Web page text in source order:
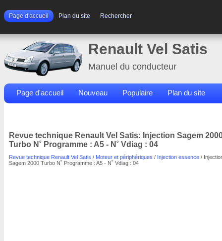
Page d'accueil Plan du site Rechercher
Renault Vel Satis
Manuel du conducteur
Page d'accueil Nouveau Populaire Plan du site
Revue technique Renault Vel Satis: Injection Sagem
Turbo N˚ Programme : A5 - N˚ Vdiag : 04
Revue technique Renault Vel Satis / Moteur et périphériques / Injection essence /
Sagem 2000 Turbo N˚ Programme : A5 - N˚ Vdiag : 04